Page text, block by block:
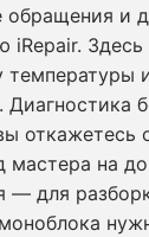
обращения и
iRepair. Здесь
температуры
откажетесь
мастера на
— для